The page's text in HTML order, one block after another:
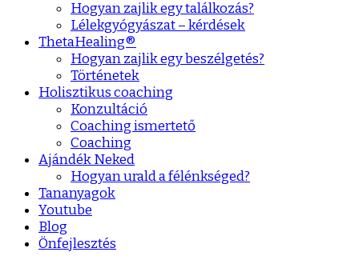
Hogyan zajlik egy találkozás?
Lélekgyógyászat – kérdések
ThetaHealing®
Hogyan zajlik egy beszélgetés?
Történetek
Holisztikus coaching
Konzultáció
Coaching ismertető
Coaching
Ajándék Neked
Hogyan urald a félénkséged?
Tananyagok
Youtube
Blog
Önfejlesztés